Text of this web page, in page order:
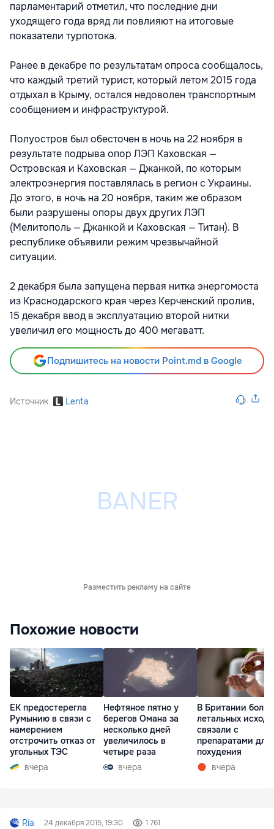
парламентарий отметил, что последние дни
уходящего года вряд ли повлияют на итоговые
показатели турпотока.
Ранее в декабре по результатам опроса сообщалось,
что каждый третий турист, который летом 2015 года
отдыхал в Крыму, остался недоволен транспортным
сообщением и инфраструктурой.
Полуостров был обесточен в ночь на 22 ноября в
результате подрыва опор ЛЭП Каховская —
Островская и Каховская — Джанкой, по которым
электроэнергия поставлялась в регион с Украины.
До этого, в ночь на 20 ноября, таким же образом
были разрушены опоры двух других ЛЭП
(Мелитополь — Джанкой и Каховская — Титан). В
республике объявили режим чрезвычайной
ситуации.
2 декабря была запущена первая нитка энергомоста
из Краснодарского края через Керченский пролив,
15 декабря ввод в эксплуатацию второй нитки
увеличил его мощность до 400 мегаватт.
Подпишитесь на новости Point.md в Google
Источник Lenta
Разместить рекламу на сайте
Похожие новости
ЕК предостерегла
Румынию в связи с
намерением
отстрочить отказ от
угольных ТЭС
вчера
Нефтяное пятно у
берегов Омана за
несколько дней
увеличилось в
четыре раза
вчера
В Британии
летальных
связали с
препаратами для
похудения
вчера
Ria 24 декабря 2015, 19:30 1 761